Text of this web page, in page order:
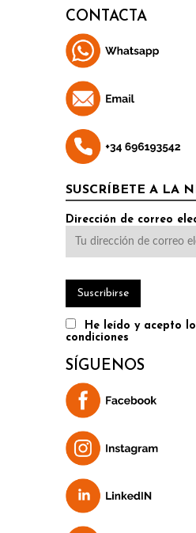
CONTACTA
SUSCRÍBETE A LA
Dirección de correo
He leído y acepto
condiciones
SÍGUENOS